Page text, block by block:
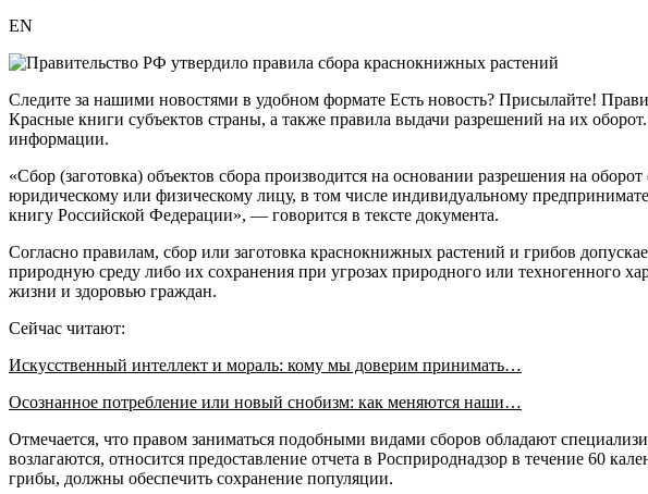
EN
Следите за нашими новостями в удобном формате Есть новость? Присылайте!
Красные книги субъектов страны, а также правила выдачи разрешений на их
информации.
«Сбор (заготовка) объектов сбора производится на основании разрешения на
юридическому или физическому лицу, в том числе индивидуальному
книгу Российской Федерации», — говорится в тексте документа.
Согласно правилам, сбор или заготовка краснокнижных растений и грибов
природную среду либо их сохранения при угрозах природного или техногенного
жизни и здоровью граждан.
Сейчас читают:
Искусственный интеллект и мораль: кому мы доверим принимать…
Осознанное потребление или новый снобизм: как меняются наши…
Отмечается, что правом заниматься подобными видами сборов обладают
возлагаются, относится предоставление отчета в Росприроднадзор в течение 60
грибы, должны обеспечить сохранение популяции.